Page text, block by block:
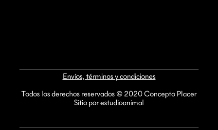
Envíos, términos y condiciones
Todos los derechos reservados © 2020 Concepto Placer
Sitio por estudioanimal